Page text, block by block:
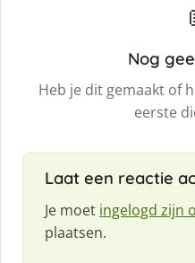
Nog
Heb je dit gemaakt of
eerste
Laat een reactie
Je moet ingelogd zijn
plaatsen.